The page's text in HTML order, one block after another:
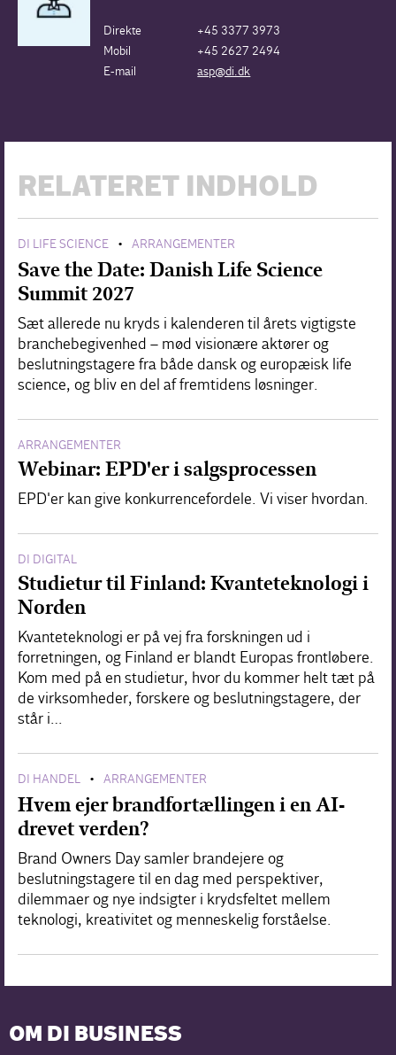
Direkte
+45 3377 3973
Mobil
+45 2627 2494
E-mail
asp@di.dk
RELATERET INDHOLD
DI LIFE SCIENCE • ARRANGEMENTER
Save the Date: Danish Life Science
Summit 2027
Sæt allerede nu kryds i kalenderen til årets vigtigste
branchebegivenhed – mød visionære aktører og
beslutningstagere fra både dansk og europæisk life
science, og bliv en del af fremtidens løsninger.
ARRANGEMENTER
Webinar: EPD'er i salgsprocessen
EPD'er kan give konkurrencefordele. Vi viser hvordan.
DI DIGITAL
Studietur til Finland: Kvanteteknologi i
Norden
Kvanteteknologi er på vej fra forskningen ud i
forretningen, og Finland er blandt Europas frontløbere.
Kom med på en studietur, hvor du kommer helt tæt på
de virksomheder, forskere og beslutningstagere, der
står i…
DI HANDEL • ARRANGEMENTER
Hvem ejer brandfortællingen i en AI-
drevet verden?
Brand Owners Day samler brandejere og
beslutningstagere til en dag med perspektiver,
dilemmaer og nye indsigter i krydsfeltet mellem
teknologi, kreativitet og menneskelig forståelse.
OM DI BUSINESS